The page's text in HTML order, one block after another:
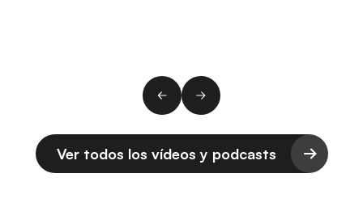
Ver todos los vídeos y podcasts